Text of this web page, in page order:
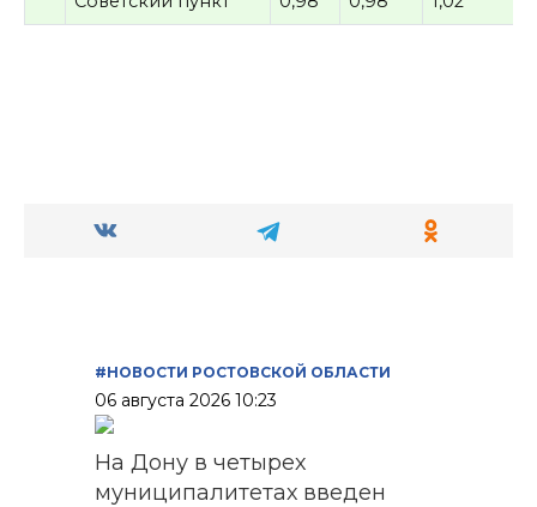
#НОВОСТИ РОСТОВСКОЙ ОБЛАСТИ
06 августа 2026 10:23
На Дону в четырех
муниципалитетах введен